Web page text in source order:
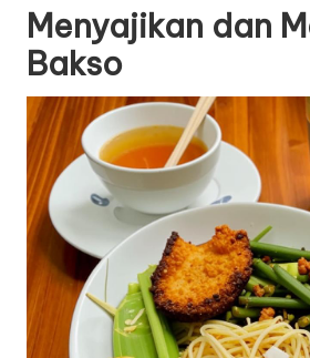
Menyajikan dan
Bakso